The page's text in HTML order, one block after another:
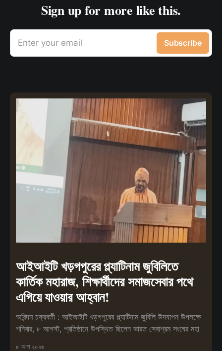
Sign up for more like this.
Enter your email Subscribe
আইআইটি খড়গপুরের প্ল্যাটিনাম জুবিলিতে
কার্তিক মহারাজ, শিক্ষার্থীদের সমাজসেবার পথে
এগিয়ে যাওয়ার আহ্বান!
অরিন্দম চক্রবর্তী : আইআইটি খড়গপুরের প্ল্যাটিনাম জুবিলি উদযাপন উপলক্ষে
শনিবার, ৮ আগস্ট, প্রতিষ্ঠানে উপস্থিত ছিলেন ভারত সেবাশ্রম সংঘের মহা
৮ আগ ২০২৬